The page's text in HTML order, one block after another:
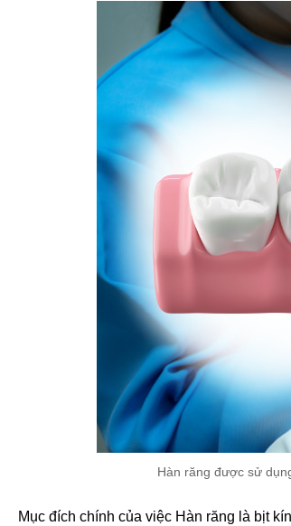
Hàn răng được sử
Mục đích chính của việc Hàn răng là bịt